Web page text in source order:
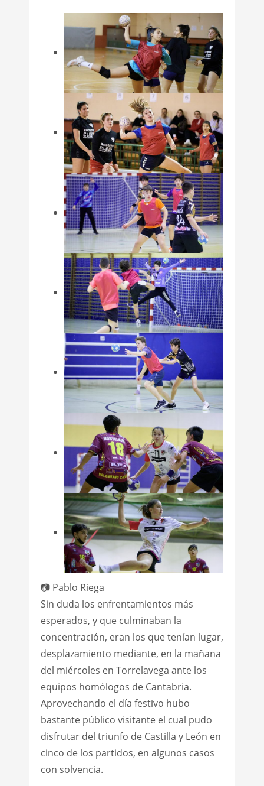
📷 Pablo Riega
Sin duda los enfrentamientos más
esperados, y que culminaban la
concentración, eran los que tenían lugar,
desplazamiento mediante, en la mañana
del miércoles en Torrelavega ante los
equipos homólogos de Cantabria.
Aprovechando el día festivo hubo
bastante público visitante el cual pudo
disfrutar del triunfo de Castilla y León en
cinco de los partidos, en algunos casos
con solvencia.